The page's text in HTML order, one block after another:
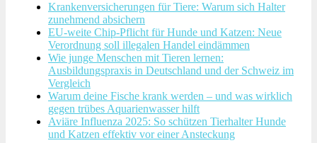
Krankenversicherungen für Tiere: Warum sich Halter
zunehmend absichern
EU-weite Chip-Pflicht für Hunde und Katzen: Neue
Verordnung soll illegalen Handel eindämmen
Wie junge Menschen mit Tieren lernen:
Ausbildungspraxis in Deutschland und der Schweiz im
Vergleich
Warum deine Fische krank werden – und was wirklich
gegen trübes Aquarienwasser hilft
Aviäre Influenza 2025: So schützen Tierhalter Hunde
und Katzen effektiv vor einer Ansteckung